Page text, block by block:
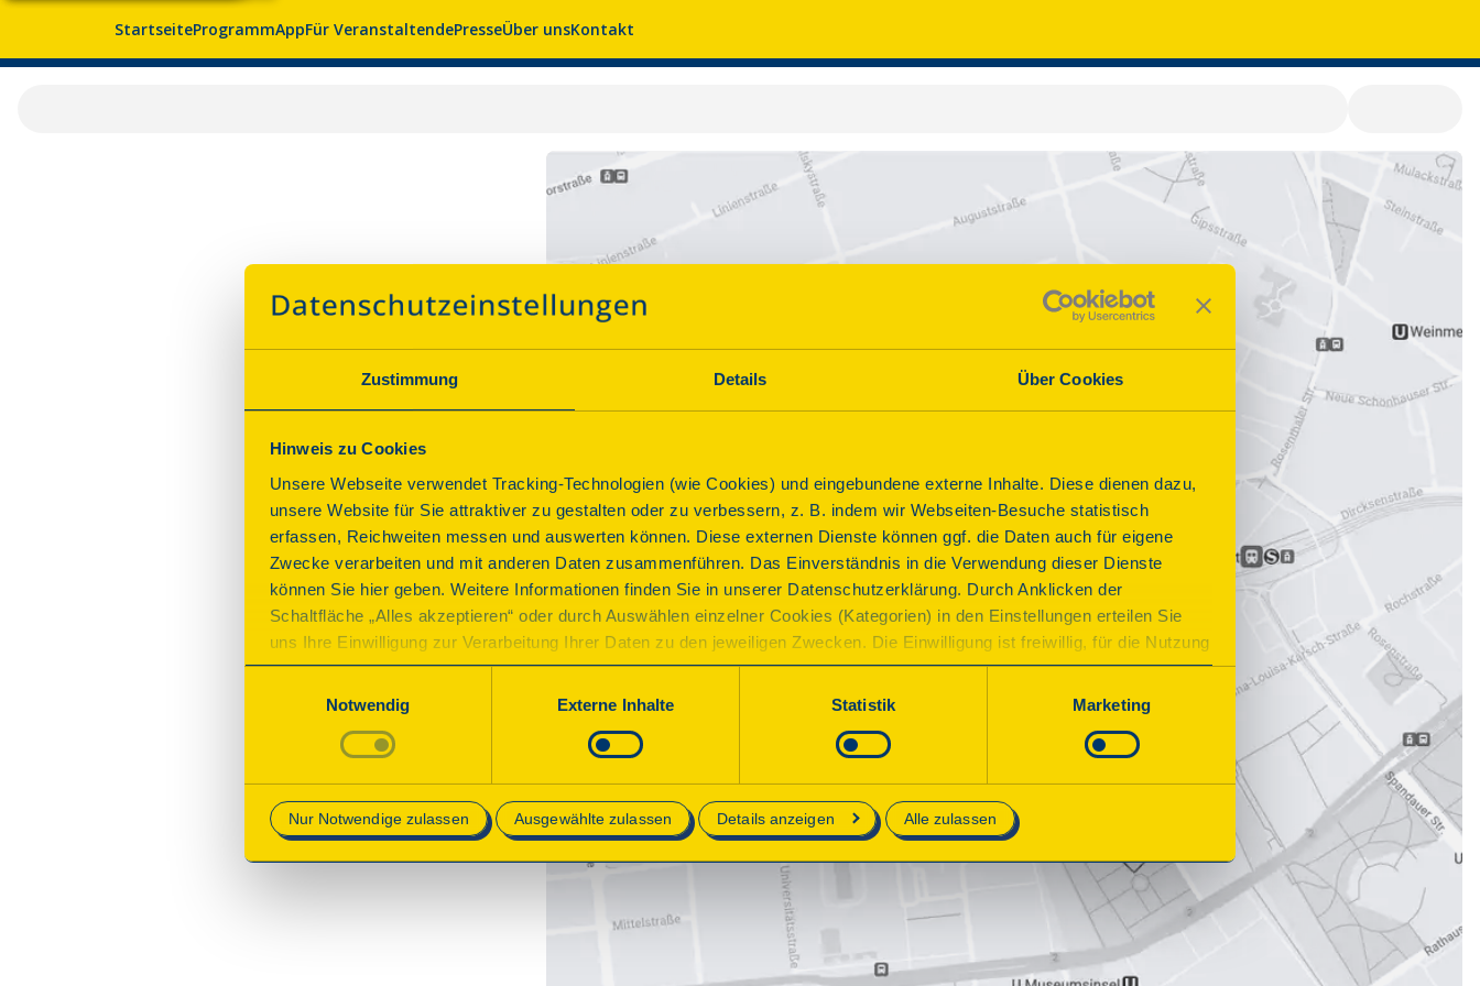
Zustimmung Details Über Cookies
Hinweis zu Cookies
Unsere Webseite verwendet Tracking-Technologien (wie Cookies) und eingebundene externe Inhalte. Diese dienen dazu,
unsere Website für Sie attraktiver zu gestalten oder zu verbessern, z. B. indem wir Webseiten-Besuche statistisch
erfassen, Reichweiten messen und auswerten können. Diese externen Dienste können ggf. die Daten auch für eigene
Zwecke verarbeiten und mit anderen Daten zusammenführen. Das Einverständnis in die Verwendung dieser Dienste
können Sie hier geben. Weitere Informationen finden Sie in unserer Datenschutzerklärung. Durch Anklicken der
Schaltfläche „Alles akzeptieren“ oder durch Auswählen einzelner Cookies (Kategorien) in den Einstellungen erteilen Sie
uns Ihre Einwilligung zur Verarbeitung Ihrer Daten zu den jeweiligen Zwecken. Die Einwilligung ist freiwillig, für die Nutzung
des Onlineangebots nicht erforderlich und kann jederzeit aktualisiert oder widerrufen werden. Wenn Sie das Consent Tool
mit „Speichern“ bestätigen, werden nur essenzielle Cookies auf der Webseite gesetzt, die technisch notwendig und für den
Notwendig
Externe Inhalte Statistik Marketing
Nur Notwendige zulassen Ausgewählte zulassen Details anzeigen Alle zulassen
StartseiteProgrammAppFür VeranstaltendePresseÜber unsKontakt